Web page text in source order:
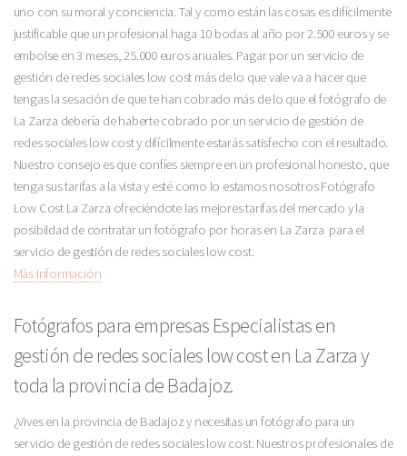
uno con su moral y conciencia. Tal y como están las cosas es difícilmente
justificable que un profesional haga 10 bodas al año por 2.500 euros y se
embolse en 3 meses, 25.000 euros anuales. Pagar por un servicio de
gestión de redes sociales low cost más de lo que vale va a hacer que
tengas la sesación de que te han cobrado más de lo que el fotógrafo de
La Zarza debería de haberte cobrado por un servicio de gestión de
redes sociales low cost y difícilmente estarás satisfecho con el resultado.
Nuestro consejo es que confíes siempre en un profesional honesto, que
tenga sus tarifas a la vista y esté como lo estamos nosotros Fotógrafo
Low Cost La Zarza ofreciéndote las mejores tarifas del mercado y la
posibildad de contratar un fotógrafo por horas en La Zarza para el
servicio de gestión de redes sociales low cost.
Más Información
Fotógrafos para empresas Especialistas en
gestión de redes sociales low cost en La Zarza y
toda la provincia de Badajoz.
¿Vives en la provincia de Badajoz y necesitas un fotógrafo para un
servicio de gestión de redes sociales low cost. Nuestros profesionales de